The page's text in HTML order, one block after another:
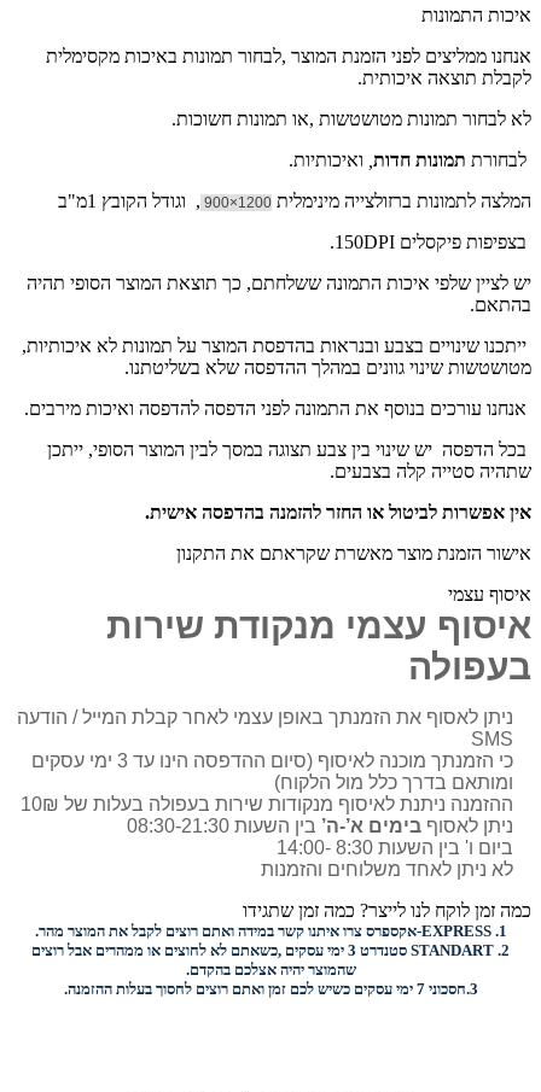
איכות התמונות
אנחנו ממליצים לפני הזמנת המוצר ,לבחור תמונות באיכות מקסימלית
לקבלת תוצאה איכותית.
לא לבחור תמונות מטושטשות ,או תמונות חשוכות.
לבחורת תמונות חדות ואיכותיות.
המלצה לתמונות ברזולצייה מינימלית 1200×900
, וגודל הקובץ 1מ"ב
בצפיפות פיקסלים 150DPI.
יש לציין שלפי איכות התמונה ששלחתם, כך תוצאת המוצר הסופי תהיה
בהתאם.
ייתכנו שינויים בצבע ובנראות בהדפסת המוצר על תמונות לא איכותיות,
מטושטשות שינוי גוונים במהלך ההדפסה שלא בשליטתנו.
אנחנו עורכים בנוסף את התמונה לפני הדפסה להדפסה ואיכות מירבים.
בכל הדפסה יש שינוי בין צבע תצוגה במסך לבין המוצר הסופי, ייתכן
שתהיה סטייה קלה בצבעים.
אין אפשרות לביטול או החזר להזמנה בהדפסה אישית.
אישור הזמנת מוצר מאשרת שקראתם את התקנון
איסוף עצמי
איסוף עצמי מנקודת שירות
בעפולה
ניתן לאסוף את הזמנתך באופן עצמי לאחר קבלת המייל / הודעה
SMS
כי הזמנתך מוכנה לאיסוף (סיום ההדפסה הינו עד 3 ימי עסקים
ומותאם בדרך כלל מול הלקוח)
ההזמנה ניתנת לאיסוף מנקודות שירות בעפולה בעלות של 10₪
ניתן לאסוף בימים א’-ה’ בין השעות 08:30-21:30
ביום ו' בין השעות 8:30 -14:00
לא ניתן לאחד משלוחים והזמנות
כמה זמן לוקח לנו לייצר? כמה זמן שתגידו
1.
EXPRESS- אקספרס צרו איתנו קשר במידה ואתם רוצים לקבל את המוצר מהר.
2.
STANDART
סטנדרט 3 ימי עסקים ,כשאתם לא לחוצים או ממהרים אבל רוצים
שהמוצר יהיה אצלכם בהקדם.
3. חסכוני7 ימי עסקים כשיש לכם זמן ואתם רוצים לחסוך בעלות ההזמנה.